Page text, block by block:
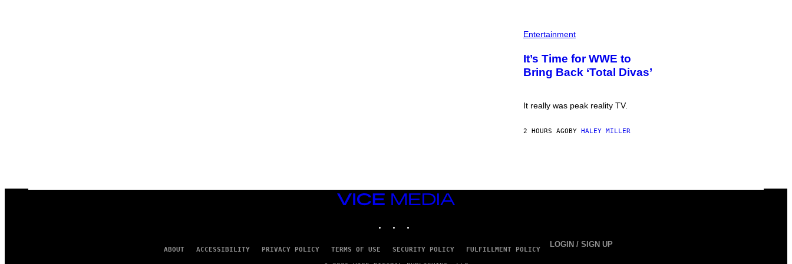
H
O
:
E
Entertainment
It’s Time for WWE to
Bring Back ‘Total Divas’
It really was peak reality TV.
2 HOURS AGOBY HALEY MILLER
VICE
MEDIA
ABOUT ACCESSIBILITY PRIVACY POLICY TERMS OF USE SECURITY POLICY FULFILLMENT POLICY
LOGIN / SIGN UP